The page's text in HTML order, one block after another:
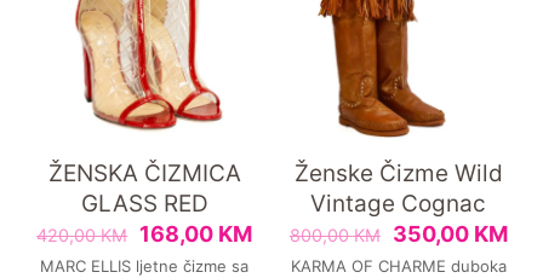
ŽENSKA ČIZMICA
GLASS RED
420,00KM 168,00 KM
MARC ELLIS ljetne čizme sa
Ženske Čizme Wild
Vintage Cognac
800,00KM 350,00 KM
KARMA OF CHARME duboka